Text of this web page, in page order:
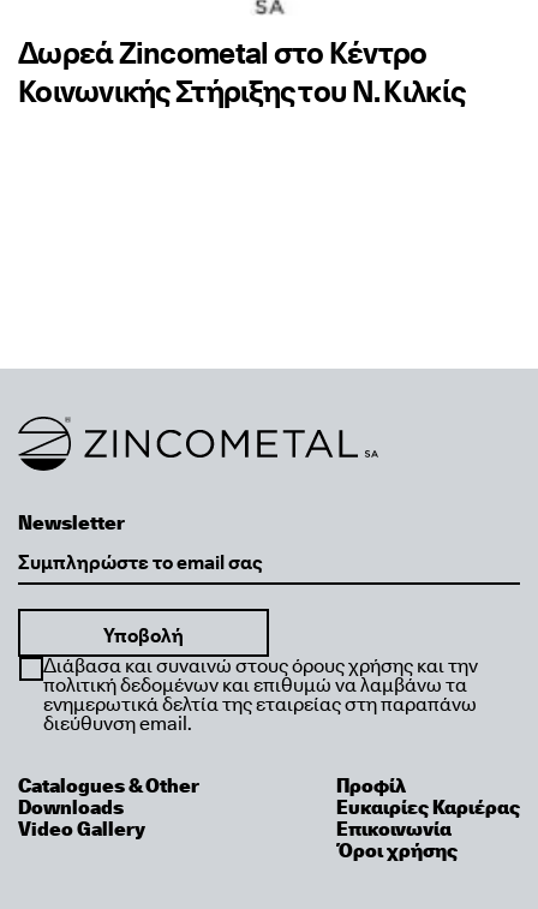
Δωρεά Zincometal στο Κέντρο
Κοινωνικής Στήριξης του Ν. Κιλκίς
Link to homepage
Newsletter
Διάβασα και συναινώ στους όρους χρήσης και την
πολιτική δεδομένων και επιθυμώ να λαμβάνω τα
ενημερωτικά δελτία της εταιρείας στη παραπάνω
διεύθυνση email.
Catalogues & Other
Downloads
Video Gallery
Προφίλ
Ευκαιρίες Καριέρας
Επικοινωνία
Όροι χρήσης